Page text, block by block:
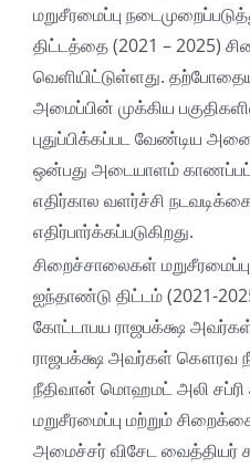
மறுசீரமைப்பு
திட்டத்தை (2021 – 2025)
வெளியிட்டுள்ளது.
அமைப்பின் முக்கிய
புதுப்பிக்கப்பட வேண்டிய
ஒன்பது அடையாளம்
எதிர்கால வளர்ச்சி
எதிர்பார்க்கப்படுகிறது.
சிறைச்சாலைகள்
ஐந்தாண்டு திட்டம் (2021-
கோட்டாபய ராஜபக்க்ஷ
ராஜபக்க்ஷ அவர்கள் கௌரவ
நீதிவான் மொஹமட் அலி
மறுசீரமைப்பு மற்றும்
அமைச்சர் விசேட வைத்தியர்